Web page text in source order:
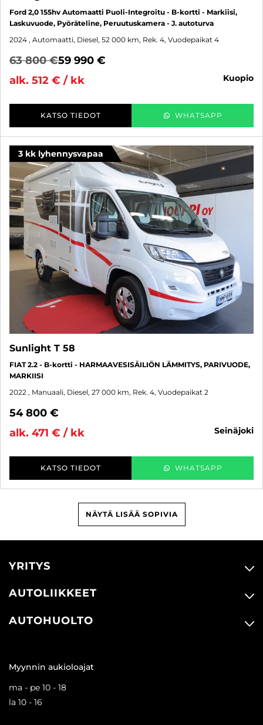
Ford 2,0 155hv Automaatti Puoli-Integroitu - B-kortti - Markiisi,
Laskuvuode, Pyöräteline, Peruutuskamera - J. autoturva
2024 , Automaatti, Diesel, 52 000 km, Rek. 4, Vuodepaikat 4
63 800 €59 990 €
alk. 512 € / kk
kuopio
KATSO TIEDOT WHATSAPP
3 kk lyhennysvapaa
Sunlight T 58
FIAT 2.2 - B-kortti - HARMAAVESISÄILIÖN LÄMMITYS, PARIVUODE,
MARKIISI
2022 , Manuaali, Diesel, 27 000 km, Rek. 4, Vuodepaikat 2
54 800 €
alk. 471 € / kk
seinäjoki
KATSO TIEDOT WHATSAPP
NÄYTÄ LISÄÄ SOPIVIA
YRITYS
AUTOLIIKKEET
AUTOHUOLTO
Myynnin aukioloajat
ma - pe 10 - 18
la 10 - 16